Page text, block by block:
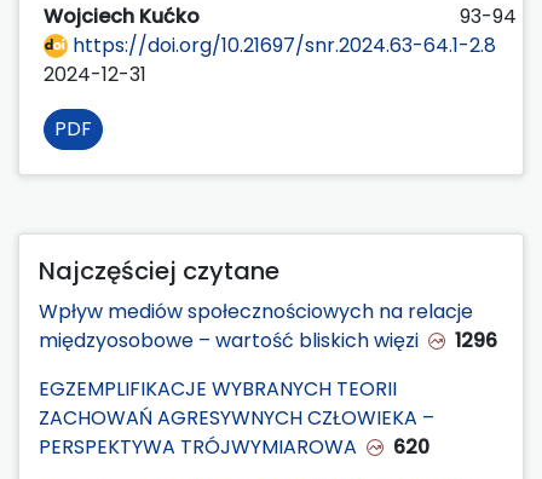
Wojciech Kućko
93-94
https://doi.org/10.21697/snr.2024.63-64.1-2.8
2024-12-31
PDF
Najczęściej czytane
Wpływ mediów społecznościowych na relacje
międzyosobowe – wartość bliskich więzi
1296
EGZEMPLIFIKACJE WYBRANYCH TEORII
ZACHOWAŃ AGRESYWNYCH CZŁOWIEKA –
PERSPEKTYWA TRÓJWYMIAROWA
620